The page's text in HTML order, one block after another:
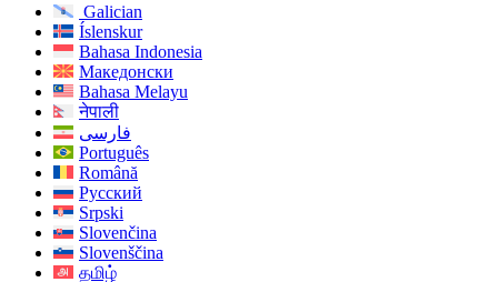
Galician
Íslenskur
Bahasa Indonesia
Македонски
Bahasa Melayu
नेपाली
فارسی
Português
Română
Русский
Srpski
Slovenčina
Slovenščina
தமிழ்